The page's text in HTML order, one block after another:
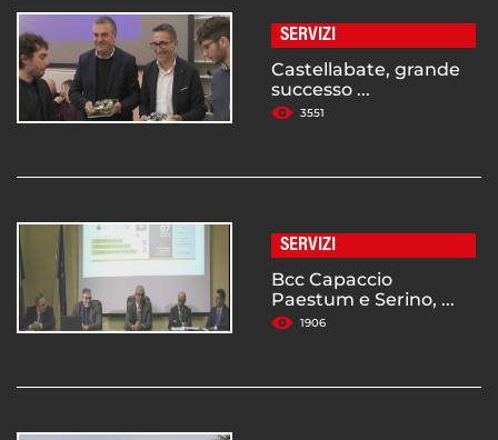
SERVIZI
Castellabate, grande
successo ...
3551
SERVIZI
Bcc Capaccio
Paestum e Serino, ...
1906